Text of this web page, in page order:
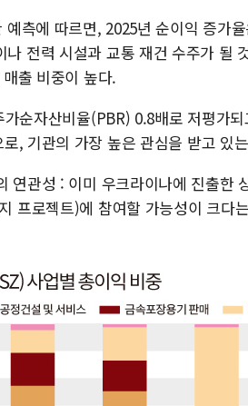
측에 따르면, 2025년 순이익 증가
나 전력 시설과 교통 재건 수주가 될
출 비중이 높다.
순자산비율(PBR) 0.8배로 저평가
, 기관의 가장 높은 관심을 받고 있
관성 : 이미 우크라이나에 진출한
프로젝트)에 참여할 가능성이 크다